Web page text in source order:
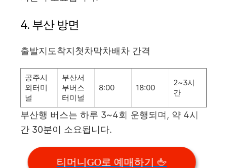
4. 부산 방면
출발지도착지첫차막차배차 간격
공주시
외터미
널
부산서
부버스
터미널
8:00 18:00
2~3시
간
부산행 버스는 하루 3~4회 운행되며, 약 4시
간 30분이 소요됩니다.
티머니GO로 예매하기 🖕